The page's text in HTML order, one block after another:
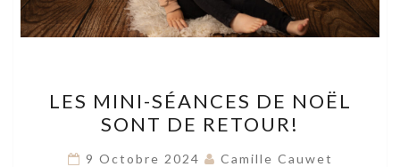
MINI-
SÉANCES
DE
LES MINI-SÉANCES DE NOËL
SONT DE RETOUR!
9 Octobre 2024 Camille Cauwet